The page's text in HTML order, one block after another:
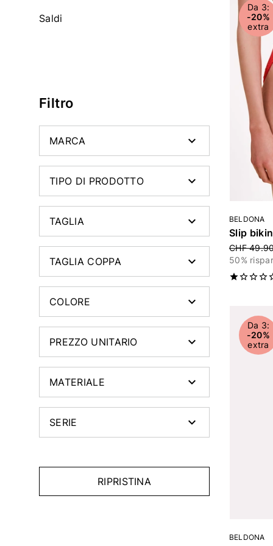
Saldi
Filtro
MARCA
TIPO DI PRODOTTO
TAGLIA
TAGLIA COPPA
COLORE
PREZZO UNITARIO
MATERIALE
SERIE
RIPRISTINA
Da 3:
-20%
extra
BELDONA
Slip
Price
CHF
50%
Da 3:
-20%
extra
BELDONA